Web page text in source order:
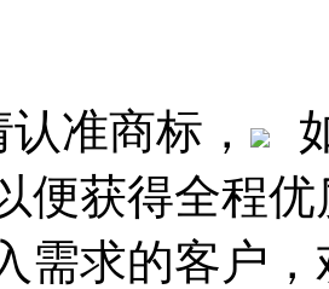
准商标，
便获得全程
需求的客户